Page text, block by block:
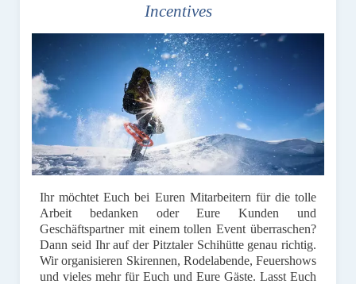
Incentives
Ihr möchtet Euch bei Euren Mitarbeitern für die tolle
Arbeit bedanken oder Eure Kunden und
Geschäftspartner mit einem tollen Event überraschen?
Dann seid Ihr auf der Pitztaler Schihütte genau richtig.
Wir organisieren Skirennen, Rodelabende, Feuershows
und vieles mehr für Euch und Eure Gäste. Lasst Euch